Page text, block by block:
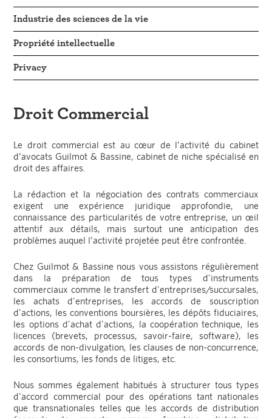
Droit Commercial
Le droit commercial est au cœur de l’activité du cabinet
d’avocats Guilmot & Bassine, cabinet de niche spécialisé en
droit des affaires.
La rédaction et la négociation des contrats commerciaux
exigent une expérience juridique approfondie, une
connaissance des particularités de votre entreprise, un œil
attentif aux détails, mais surtout une anticipation des
problèmes auquel l’activité projetée peut être confrontée.
Chez Guilmot & Bassine nous vous assistons régulièrement
dans la préparation de tous types d'instruments
commerciaux comme le transfert d'entreprises/succursales,
les achats d'entreprises, les accords de souscription
d'actions, les conventions boursières, les dépôts fiduciaires,
les options d'achat d'actions, la coopération technique, les
licences (brevets, processus, savoir-faire, software), les
accords de non-divulgation, les clauses de non-concurrence,
les consortiums, les fonds de litiges, etc.
Nous sommes également habitués à structurer tous types
d'accord commercial pour des opérations tant nationales
que transnationales telles que les accords de distribution
Industrie des sciences de la vie
Propriété intellectuelle
Privacy